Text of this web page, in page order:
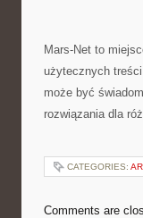
Mars-Net to
użytecznych
może być
rozwiązania dla
CATEGORIES:
Comments are